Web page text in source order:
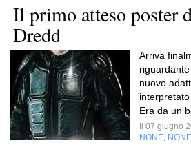
Il primo atteso poster
Dredd
Arriva
nuovo
Era da un
Il 07 giugno
NONE NONE